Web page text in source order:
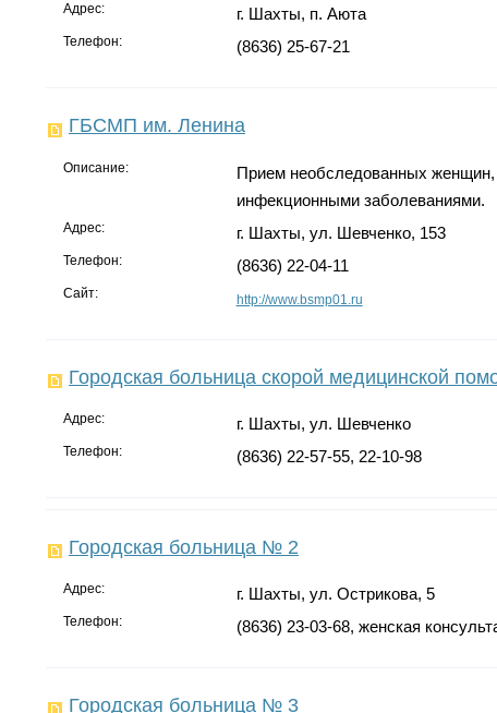
Адрес: г. Шахты, п. Аюта
Телефон: (8636) 25-67-21
ГБСМП им. Ленина
Описание:
Прием необследованных
инфекционными заболеваниями.
Адрес: г. Шахты, ул. Шевченко, 153
Телефон: (8636) 22-04-11
Сайт: http://www.bsmp01.ru
Городская больница скорой медицинской
Адрес: г. Шахты, ул. Шевченко
Телефон: (8636) 22-57-55, 22-10-98
Городская больница № 2
Адрес: г. Шахты, ул. Острикова, 5
Телефон: (8636) 23-03-68, женская
Городская больница № 3